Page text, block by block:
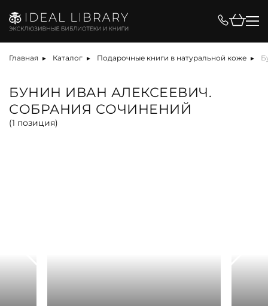
Главная Каталог Подарочные книги в натуральной коже
БУНИН ИВАН АЛЕКСЕЕВИЧ.
СОБРАНИЯ СОЧИНЕНИЙ
(1 позиция)
Цена, ₽
Вид